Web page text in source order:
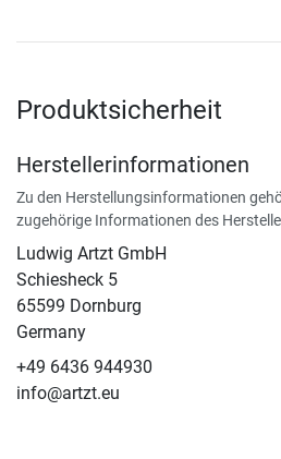
Produktsicherheit
Herstellerinformationen
Zu den Herstellungsinformationen
zugehörige Informationen des
Ludwig Artzt GmbH
Schiesheck 5
65599 Dornburg
Germany
+49 6436 944930
info@artzt.eu